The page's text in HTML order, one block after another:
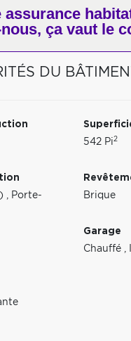
assurance
ça vaut le
DU
542 Pi2
, Porte-
Brique
Garage
Chauffé ,